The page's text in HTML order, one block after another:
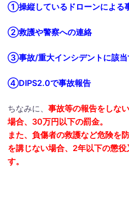
①操縦しているドローンによる
②救護や警察への連絡
③事故/重大インシデントに該当
④DIPS2.0で事故報告
ちなみに、 事故等の報告をしな
場合、30万円以下の罰金。
また、負傷者の救護など危険を
を講じない場合、2年以下の懲
す。